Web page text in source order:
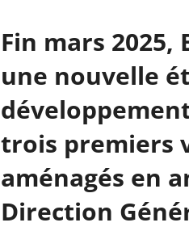
Fin mars 2025,
une nouvelle
trois premiers
aménagés en
Direction